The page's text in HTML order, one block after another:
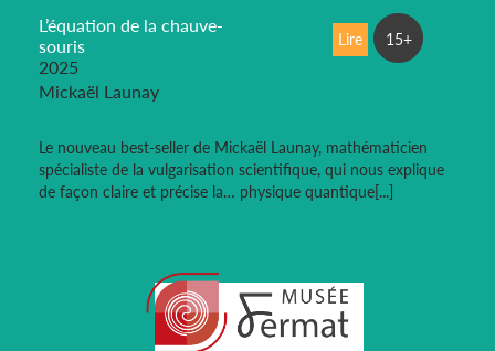
L’équation de la chauve-
souris
2025
Mickaël Launay
Le nouveau best-seller de Mickaël Launay, mathématicien
spécialiste de la vulgarisation scientifique, qui nous explique
de façon claire et précise la… physique quantique[...]
Lire 15+